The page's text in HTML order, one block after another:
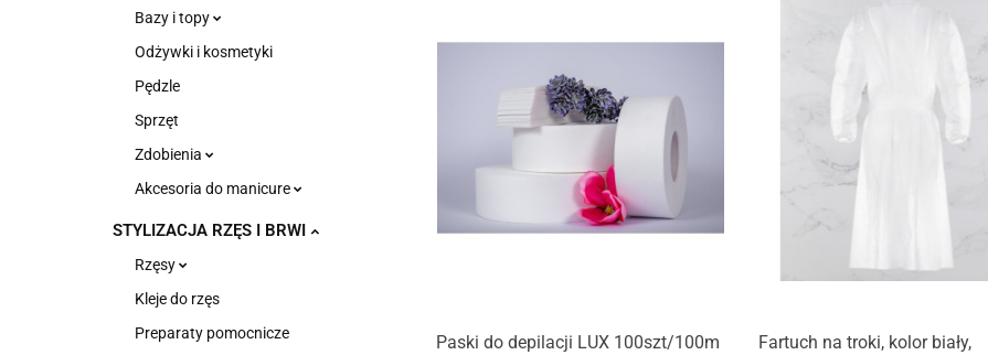
Bazy i topy
Odżywki i kosmetyki
Pędzle
Sprzęt
Zdobienia
Akcesoria do manicure
STYLIZACJA RZĘS I BRWI
Rzęsy
Kleje do rzęs
Preparaty pomocnicze
Paski do depilacji LUX 100szt/100m
Fartuch na troki, kolor biały,